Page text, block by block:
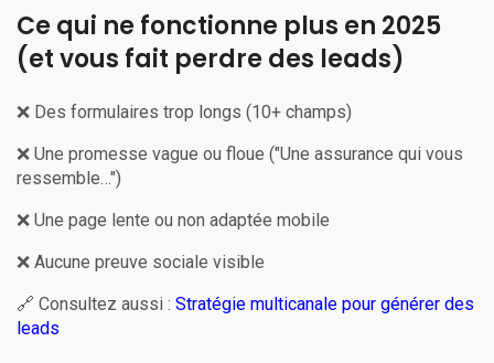
Ce qui ne fonctionne plus en 2025
(et vous fait perdre des leads)
❌ Des formulaires trop longs (10+ champs)
❌ Une promesse vague ou floue ("Une assurance qui vous
ressemble…")
❌ Une page lente ou non adaptée mobile
❌ Aucune preuve sociale visible
🔗 Consultez aussi : Stratégie multicanale pour générer des
leads